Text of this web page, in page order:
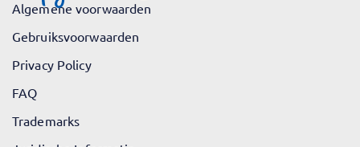
Algemene voorwaarden
Gebruiksvoorwaarden
Privacy Policy
FAQ
Trademarks